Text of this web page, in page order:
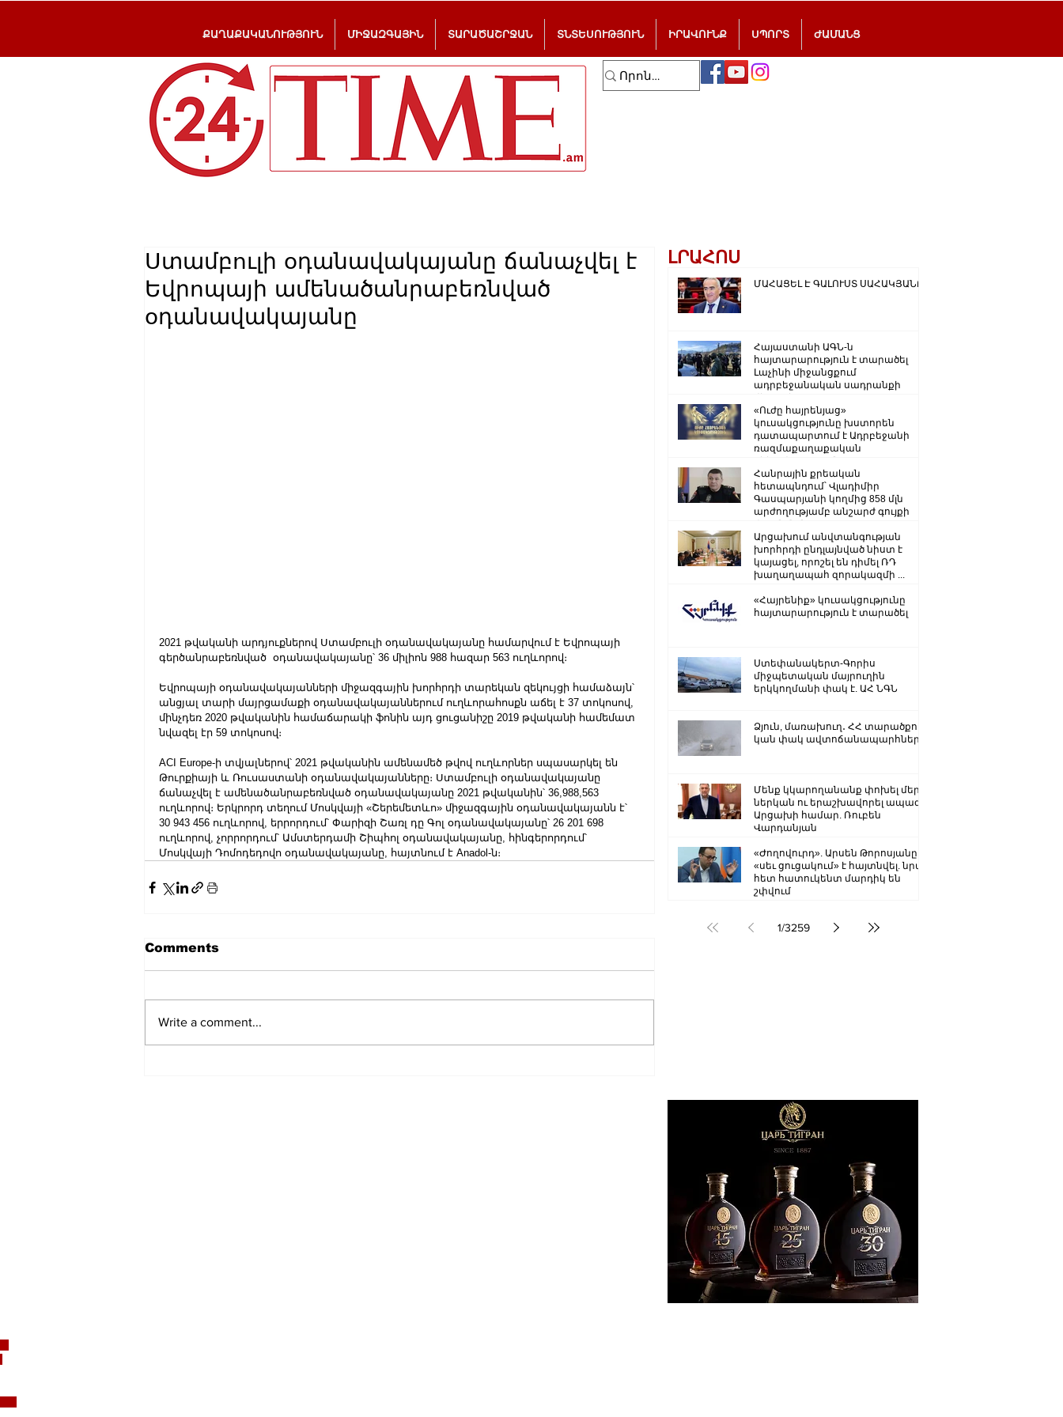
ՔԱՂԱՔԱԿԱՆՈՒԹՅՈՒՆ ՄԻՋԱԶԳԱՅԻՆ ՏԱՐԱԾԱՇՐՋԱՆ ՏՆՏԵՍՈՒԹՅՈՒՆ ԻՐԱՎՈՒՆՔ ՍՊՈՐՏ ԺԱՄԱՆՑ
Ստամբուլի օդանավակայանը ճանաչվել է
Եվրոպայի ամենածանրաբեռնված
օդանավակայանը
2021 թվականի արդյուքներով Ստամբուլի օդանավակայանը համարվում է Եվրոպայի
գերծանրաբեռնված  օդանավակայանը՝ 36 միլիոն 988 հազար 563 ուղևորով։
Եվրոպայի օդանավակայանների միջազգային խորհրդի տարեկան զեկույցի համաձայն՝
անցյալ տարի մայրցամաքի օդանավակայաններում ուղևորահոսքն աճել է 37 տոկոսով,
մինչդեռ 2020 թվականին համաճարակի ֆոնին այդ ցուցանիշը 2019 թվականի համեմատ
նվազել էր 59 տոկոսով։
ACI Europe-ի տվյալներով՝ 2021 թվականին ամենամեծ թվով ուղևորներ սպասարկել են
Թուրքիայի և Ռուսաստանի օդանավակայանները։ Ստամբուլի օդանավակայանը
ճանաչվել է ամենածանրաբեռնված օդանավակայանը 2021 թվականին՝ 36,988,563
ուղևորով։ Երկրորդ տեղում Մոսկվայի «Շերեմետևո» միջազգային օդանավակայանն է՝
30 943 456 ուղևորով, երրորդում՝ Փարիզի Շառլ դը Գոլ օդանավակայանը՝ 26 201 698
ուղևորով, չորրորդում՝ Ամստերդամի Շիպհոլ օդանավակայանը, հինգերորդում՝
Մոսկվայի Դոմոդեդովո օդանավակայանը, հայտնում է Anadol-ն։
Comments
Write a comment...
ԼՐԱՀՈՍ
ՄԱՀԱՑԵԼ Է ԳԱԼՈՒՍՏ ՍԱՀԱԿՅԱՆԸ
Հայաստանի ԱԳՆ-ն
հայտարարություն է տարածել
Լաչինի միջանցքում
ադրբեջանական սադրանքի
«Ուժը հայրենյաց»
կուսակցությունը խստորեն
դատապարտում է Ադրբեջանի
ռազմաքաղաքական
Հանրային քրեական
հետապնդում՝ Վլադիմիր
Գասպարյանի կողմից 858 մլն
արժողությամբ անշարժ գույքի
Արցախում անվտանգության
խորհրդի ընդլայնված նիստ է
կայացել, որոշել են դիմել ՌԴ
խաղաղապահ զորակազմի ...
«Հայրենիք» կուսակցությունը
հայտարարություն է տարածել
Ստեփանակերտ-Գորիս
միջպետական մայրուղին
երկկողմանի փակ է. ԱՀ ՆԳՆ
Ձյուն, մառախուղ․ ՀՀ տարածքում
կան փակ ավտոճանապարհներ
Մենք կկարողանանք փոխել մեր
ներկան ու երաշխավորել ապագա
Արցախի համար. Ռուբեն
Վարդանյան
«Ժողովուրդ». Արսեն Թորոսյանը
«սեւ ցուցակում» է հայտնվել. նրա
հետ հատուկենտ մարդիկ են
շփվում
1/3259